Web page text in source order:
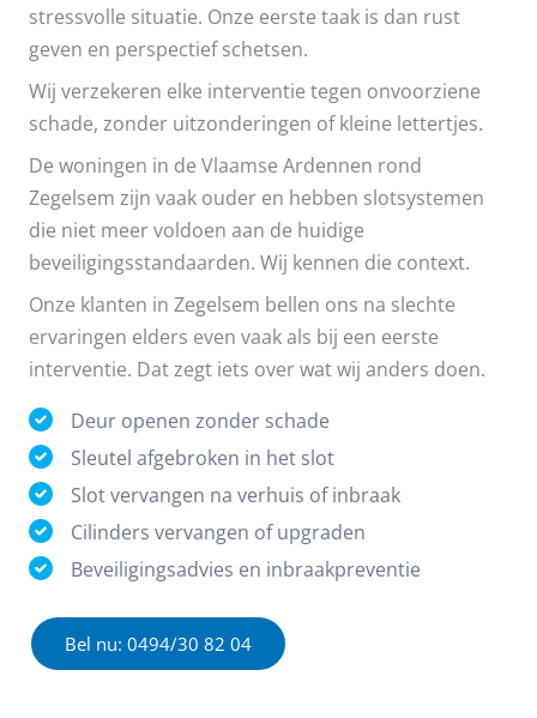
stressvolle situatie. Onze eerste taak is dan rust
geven en perspectief schetsen.
Wij verzekeren elke interventie tegen onvoorziene
schade, zonder uitzonderingen of kleine lettertjes.
De woningen in de Vlaamse Ardennen rond
Zegelsem zijn vaak ouder en hebben slotsystemen
die niet meer voldoen aan de huidige
beveiligingsstandaarden. Wij kennen die context.
Onze klanten in Zegelsem bellen ons na slechte
ervaringen elders even vaak als bij een eerste
interventie. Dat zegt iets over wat wij anders doen.
Deur openen zonder schade
Sleutel afgebroken in het slot
Slot vervangen na verhuis of inbraak
Cilinders vervangen of upgraden
Beveiligingsadvies en inbraakpreventie
Bel nu: 0494/30 82 04